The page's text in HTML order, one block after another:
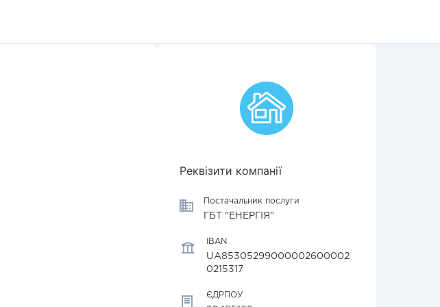
Реквізити компанії
Постачальник послуги
ГБТ "ЕНЕРГІЯ"
IBAN
UA85305299000002600002
0215317
ЄДРПОУ